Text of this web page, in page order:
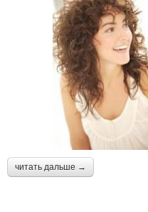
Современные стрижки
Слоистая стрижка
читать дальше →